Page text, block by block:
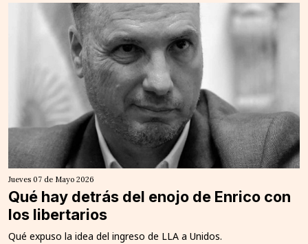
Jueves 07 de Mayo 2026
Qué hay detrás del enojo de Enrico con
los libertarios
Qué expuso la idea del ingreso de LLA a Unidos.